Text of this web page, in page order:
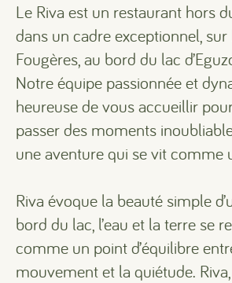
Le Riva est un restaurant hors
dans un cadre exceptionnel,
Fougères, au bord du lac
Notre équipe passionnée et
heureuse de vous accueillir
passer des moments
une aventure qui se vit comme
Riva évoque la beauté simple
bord du lac, l’eau et la terre se
comme un point d’équilibre
mouvement et la quiétude. Riva,